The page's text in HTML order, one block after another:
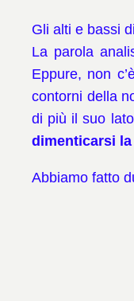
Gli alti e bassi
La parola
Eppure, non
contorni della
di più il suo
dimenticarsi la
Abbiamo fatto